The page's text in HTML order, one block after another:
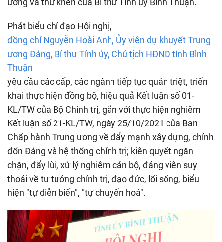
Phát biểu chỉ đạo Hội nghị,
đồng chí Nguyễn Hoài Anh, Ủy viên dự khuyết Trung
ương Đảng, Bí thư Tỉnh ủy, Chủ tịch HĐND tỉnh Bình
Thuận
yêu cầu các cấp, các ngành tiếp tục quán triệt, triển
khai thực hiện đồng bộ, hiệu quả Kết luận số 01-
KL/TW của Bộ Chính trị, gắn với thực hiện nghiêm
Kết luận số 21-KL/TW, ngày 25/10/2021 của Ban
Chấp hành Trung ương về đẩy mạnh xây dựng, chỉnh
đốn Đảng và hệ thống chính trị; kiên quyết ngăn
chặn, đẩy lùi, xử lý nghiêm cán bộ, đảng viên suy
thoái về tư tưởng chính trị, đạo đức, lối sống, biểu
hiện "tự diễn biến", "tự chuyển hoá".